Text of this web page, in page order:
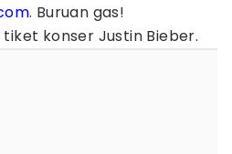
. Buruan gas!
konser Justin Bieber.